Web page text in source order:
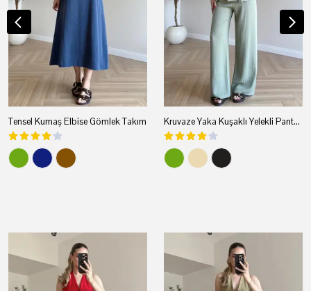
Tensel Kumaş Elbise Gömlek Takım Kruvaze Yaka Kuşaklı Yelekli Pantolon Takım